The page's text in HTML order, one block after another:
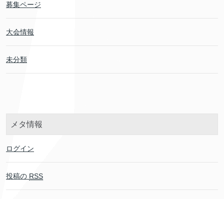
募集ページ
大会情報
未分類
メタ情報
ログイン
投稿の RSS